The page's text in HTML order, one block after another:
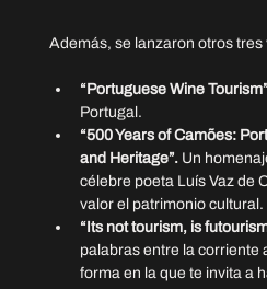
Además, se lanzaron otros
“Portuguese Wine
Portugal.
“500 Years of Camões:
and Heritage”. Un
célebre poeta Luís Vaz de
valor el patrimonio cultural.
“Its not tourism, is
palabras entre la corriente
forma en la que te invita a